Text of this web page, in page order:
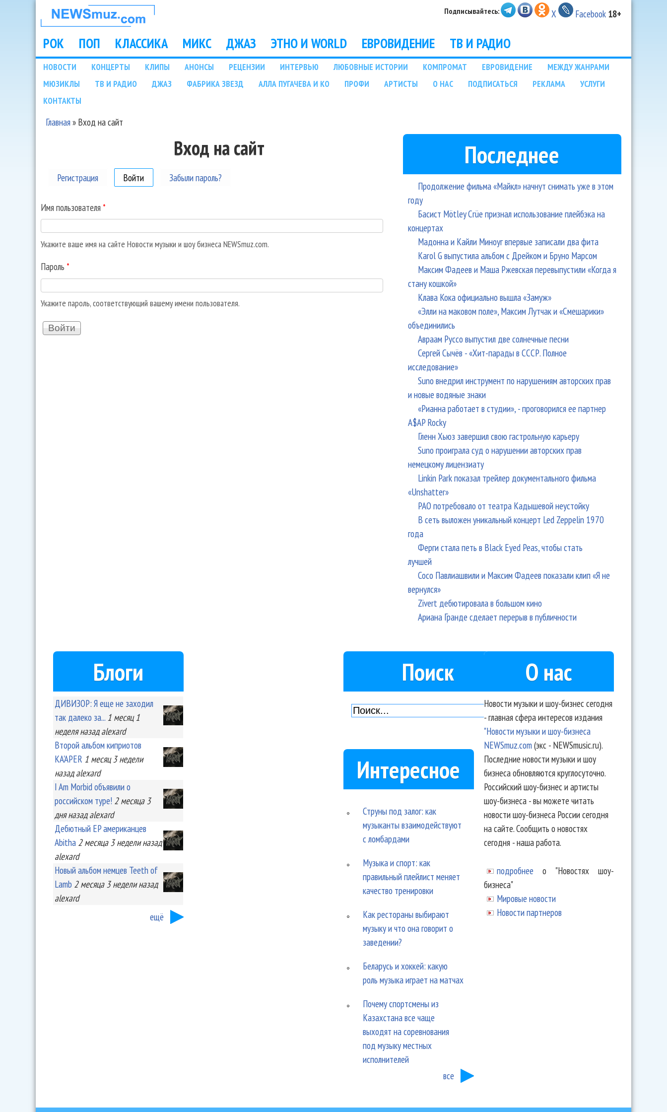
НОВОСТИ
МУЗЫКИ И
ШОУ БИЗНЕСА
NEWSMUZ.COM
Подписывайтесь: X Facebook 18+
Main menu
РОК ПОП КЛАССИКА МИКС ДЖАЗ ЭТНО И WORLD ЕВРОВИДЕНИЕ ТВ И РАДИО
Подразделы
НОВОСТИ КОНЦЕРТЫ КЛИПЫ АНОНСЫ РЕЦЕНЗИИ ИНТЕРВЬЮ ЛЮБОВНЫЕ ИСТОРИИ КОМПРОМАТ ЕВРОВИДЕНИЕ
МЕЖДУ ЖАНРАМИ
МЮЗИКЛЫ
ТВ И РАДИО ДЖАЗ ФАБРИКА ЗВЕЗД АЛЛА ПУГАЧЕВА И КО ПРОФИ АРТИСТЫ О НАС ПОДПИСАТЬСЯ РЕКЛАМА
УСЛУГИ
КОНТАКТЫ
Вы здесь
Главная» Вход на сайт
Вход на сайт
Регистрация Войти (активная вкладка)
Забыли пароль?
Имя пользователя *
Укажите ваше имя на сайте Новости музыки и шоу бизнеса NEWSmuz.com.
Пароль *
Укажите пароль, соответствующий вашему имени пользователя.
Последнее
Продолжение фильма «Майкл» начнут снимать уже в этом
году
Басист Mötley Crüe признал использование плейбэка на
концертах
Мадонна и Кайли Миноуг впервые записали два фита
Karol G выпустила альбом с Дрейком и Бруно Марсом
Максим Фадеев и Маша Ржевская перевыпустили «Когда я
стану кошкой»
Клава Кока официально вышла «Замуж»
«Элли на маковом поле», Максим Лутчак и «Смешарики»
объединились
Авраам Руссо выпустил две солнечные песни
Сергей Сычёв - «Хит-парады в СССР. Полное
исследование»
Suno внедрил инструмент по нарушениям авторских прав
и новые водяные знаки
«Рианна работает в студии», - проговорился ее партнер
A$AP Rocky
Гленн Хьюз завершил свою гастрольную карьеру
Suno проиграла суд о нарушении авторских прав
немецкому лицензиату
Linkin Park показал трейлер документального фильма
«Unshatter»
РАО потребовало от театра Кадышевой неустойку
В сеть выложен уникальный концерт Led Zeppelin 1970
года
Ферги стала петь в Black Eyed Peas, чтобы стать
лучшей
Сосо Павлиашвили и Максим Фадеев показали клип «Я не
вернулся»
Zivert дебютировала в большом кино
Ариана Гранде сделает перерыв в публичности
Блоги
ДИВИЗОР: Я еще не заходил
так далеко за... 1 месяц 1
неделяназад alexard
Второй альбом киприотов
KA'APER 1 месяц 3 недели
назад alexard
I Am Morbid объявили о
российском туре! 2 месяца 3
дняназад alexard
Дебютный EP американцев
Abitha 2 месяца 3 неделиназад
alexard
Новый альбом немцев Teeth of
Lamb 2 месяца 3 неделиназад
alexard
ещё
Поиск
Интересное
Струны под залог: как
музыканты взаимодействуют
с ломбардами
Музыка и спорт: как
правильный плейлист меняет
качество тренировки
Как рестораны выбирают
музыку и что она говорит о
заведении?
Беларусь и хоккей: какую
роль музыка играет на матчах
Почему спортсмены из
Казахстана все чаще
выходят на соревнования
под музыку местных
исполнителей
все
О нас
Новости музыки и шоу-бизнес сегодня
- главная сфера интересов издания
"Новости музыки и шоу-бизнеса
NEWSmuz.com(экс - NEWSmusic.ru).
Последние новости музыки и шоу
бизнеса обновляются круглосуточно.
Российский шоу-бизнес и артисты
шоу-бизнеса - вы можете читать
новости шоу-бизнеса России сегодня
на сайте. Сообщить о новостях
сегодня - наша работа.
подробнее о "Новостях шоу-
бизнеса"
Мировые новости
Новости партнеров